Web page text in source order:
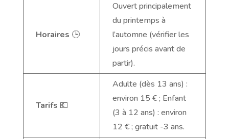
Horaires 🕒
Ouvert principalement
du printemps à
l’automne (vérifier les
jours précis avant de
partir).
Tarifs 💶
Adulte (dès 13 ans) :
environ 15 € ; Enfant
(3 à 12 ans) : environ
12 € ; gratuit -3 ans.